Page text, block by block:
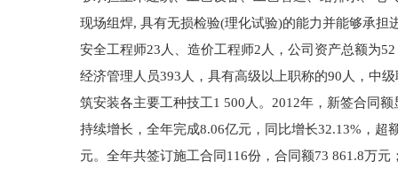
现场组焊, 具有无损检验(理化试验)的能力并能够承
安全工程师23人、造价工程师2人，公司资产总额为
经济管理人员393人，具有高级以上职称的90人，中
筑安装各主要工种技工1 500人。2012年，新签合同
持续增长，全年完成8.06亿元，同比增长32.13%，
元。全年共签订施工合同116份，合同额73 861.8万